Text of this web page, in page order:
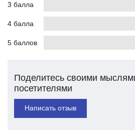
3 балла
4 балла
5 баллов
Поделитесь своими
посетителями
Написать отзыв